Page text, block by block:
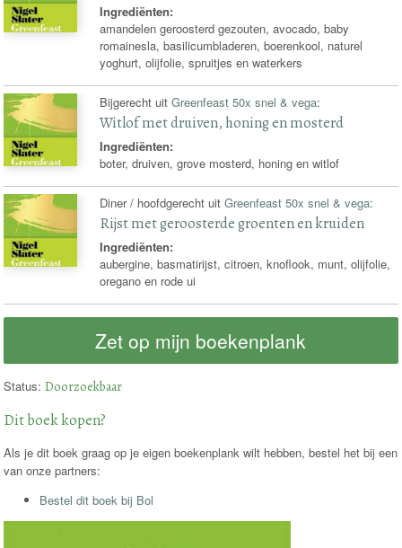
Ingrediënten:
amandelen geroosterd gezouten, avocado, baby
romainesla, basilicumbladeren, boerenkool, naturel
yoghurt, olijfolie, spruitjes en waterkers
Bijgerecht uitGreenfeast 50x snel & vega:
Witlof met druiven, honing en mosterd
Ingrediënten:
boter, druiven, grove mosterd, honing en witlof
Diner / hoofdgerecht uitGreenfeast 50x snel & vega:
Rijst met geroosterde groenten en kruiden
Ingrediënten:
aubergine, basmatirijst, citroen, knoflook, munt, olijfolie,
oregano en rode ui
Zet op mijn boekenplank
Status: Doorzoekbaar
Dit boek kopen?
Als je dit boek graag op je eigen boekenplank wilt hebben, bestel het bij een
van onze partners:
Bestel dit boek bij Bol